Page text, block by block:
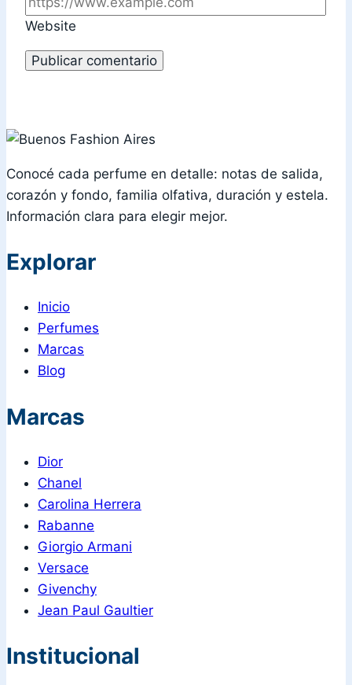
Website
Conocé cada perfume en detalle: notas de salida,
corazón y fondo, familia olfativa, duración y estela.
Información clara para elegir mejor.
Explorar
Inicio
Perfumes
Marcas
Blog
Marcas
Dior
Chanel
Carolina Herrera
Rabanne
Giorgio Armani
Versace
Givenchy
Jean Paul Gaultier
Institucional